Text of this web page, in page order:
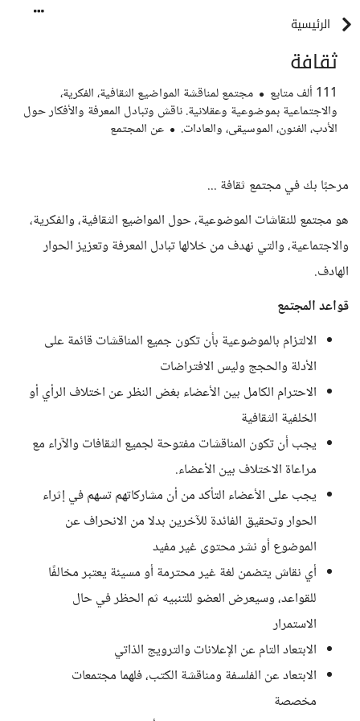
الرئيسية
ثقافة
111 ألف متابع
مجتمع لمناقشة المواضيع الثقافية، الفكرية،
والاجتماعية بموضوعية وعقلانية. ناقش وتبادل المعرفة والأفكار حول
الأدب، الفنون، الموسيقى، والعادات.
عن المجتمع
مرحبًا بك في مجتمع ثقافة ...
هو مجتمع للنقاشات الموضوعية، حول المواضيع الثقافية، والفكرية،
والاجتماعية، والتي نهدف من خلالها تبادل المعرفة وتعزيز الحوار
الهادف.
قواعد المجتمع
الالتزام بالموضوعية بأن تكون جميع المناقشات قائمة على
الأدلة والحجج وليس الافتراضات
الاحترام الكامل بين الأعضاء بغض النظر عن اختلاف الرأي أو
الخلفية الثقافية
يجب أن تكون المناقشات مفتوحة لجميع الثقافات والآراء مع
مراعاة الاختلاف بين الأعضاء.
يجب على الأعضاء التأكد من أن مشاركاتهم تسهم في إثراء
الحوار وتحقيق الفائدة للآخرين بدلا من الانحراف عن
الموضوع أو نشر محتوى غير مفيد
أي نقاش يتضمن لغة غير محترمة أو مسيئة يعتبر مخالفًا
للقواعد، وسيعرض العضو للتنبيه ثم الحظر في حال
الاستمرار
الابتعاد التام عن الإعلانات والترويج الذاتي
الابتعاد عن الفلسفة ومناقشة الكتب، فلهما مجتمعات
مخصصة